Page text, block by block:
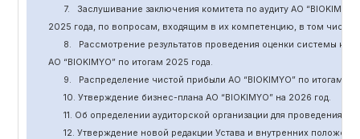
7.
Заслушивание заключения комитета по аудитуАО “BIOKIMYO
2025 года, по вопросам, входящим в их компетенцию, в том
8.
Рассмотрение результатов проведения оценки системы
АО “BIOKIMYO”по итогам 2025 года.
9.
Распределение чистой прибыли АО “BIOKIMYO”по итогам
10. Утверждение бизнес-плана АО “BIOKIMYO”на 2026 год.
11. Об определении аудиторской организации для проведения
12. Утверждение новой редакции Устава и внутренних